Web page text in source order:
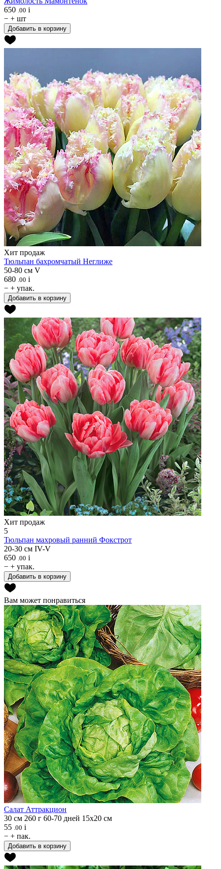
650 .00 i
− + шт
Добавить в корзину
Хит продаж
Тюльпан бахромчатый Неглиже
50-80 см V
680 .00 i
− + упак.
Добавить в корзину
Хит продаж
5
Тюльпан махровый ранний Фокстрот
20-30 см IV-V
650 .00 i
− + упак.
Добавить в корзину
Вам может понравиться
Салат Аттракцион
30 см 260 г 60-70 дней 15х20 см
55 .00 i
− + пак.
Добавить в корзину